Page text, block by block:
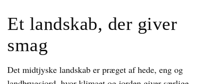
Et landskab, der giver
smag
Det midtjyske landskab er præget af hede, eng og